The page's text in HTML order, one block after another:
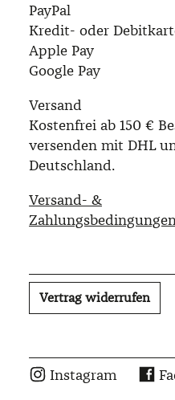
PayPal
Kredit- oder
Apple Pay
Google Pay
Versand
Kostenfrei ab 150 €
versenden mit DHL
Deutschland.
Versand- &
Vertrag widerrufen
Instagram